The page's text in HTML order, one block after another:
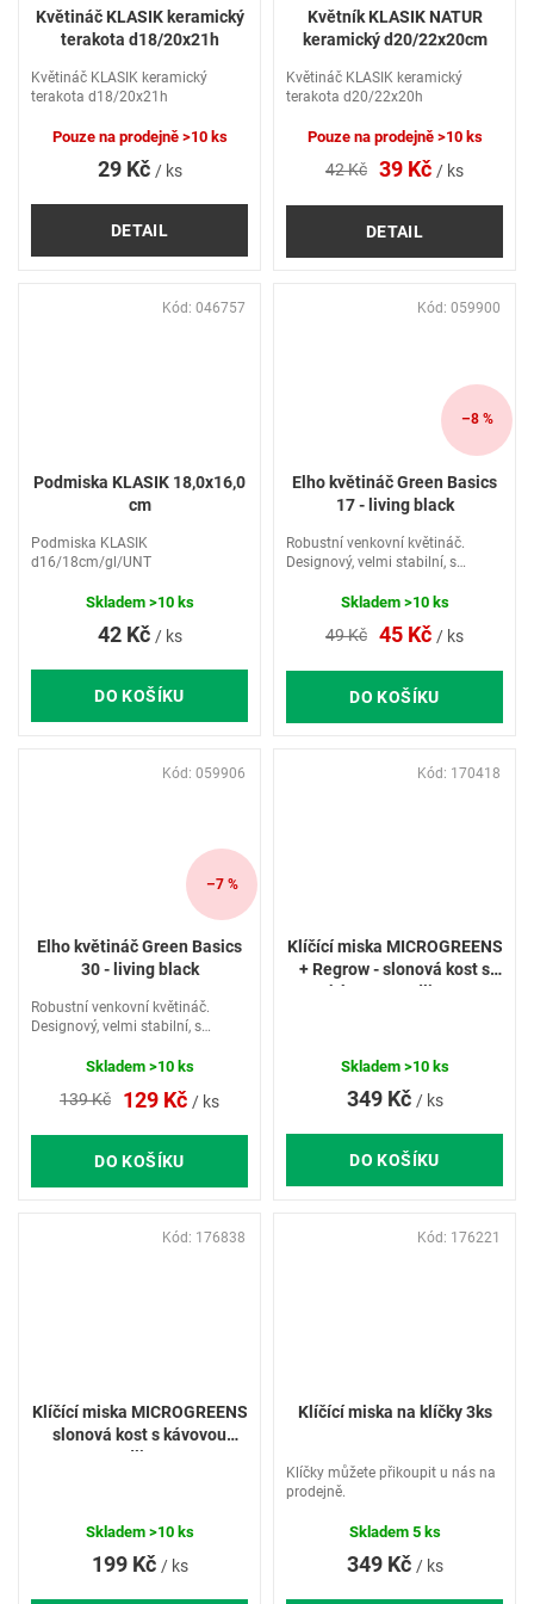
Květináč KLASIK keramický
terakota d18/20x21h
29 Kč / ks
DETAIL
Květináč KLASIK keramický
terakota d18/20x21h
Pouze na prodejně >10 ks
Květník KLASIK NATUR
keramický d20/22x20cm
42 Kč 39 Kč / ks
DETAIL
Květináč KLASIK keramický
terakota d20/22x20h
Pouze na prodejně >10 ks
Podmiska KLASIK 18,0x16,0
cm
42 Kč / ks
DO KOŠÍKU
Podmiska KLASIK
d16/18cm/gl/UNT
Skladem >10 ks
Kód: 046757
–8 %
Elho květináč Green Basics
17 - living black
49 Kč 45 Kč / ks
DO KOŠÍKU
Robustní venkovní květináč.
Designový, velmi stabilní, s
květináč pro vaše rostliny.
Skladem >10 ks
Kód: 059900
–7 %
Elho květináč Green Basics
30 - living black
139 Kč 129 Kč / ks
DO KOŠÍKU
Robustní venkovní květináč.
Designový, velmi stabilní, s
květináč pro vaše rostliny
Skladem >10 ks
Kód: 059906
Klíčící miska MICROGREENS
+ Regrow - slonová kost s
kávovou sedlinou
349 Kč / ks
DO KOŠÍKU
Skladem >10 ks
Kód: 170418
Klíčící miska MICROGREENS
slonová kost s kávovou
sedlinou
199 Kč / ks
Skladem >10 ks
Kód: 176838
Klíčící miska na klíčky 3ks
349 Kč / ks
Klíčky můžete přikoupit u nás na
prodejně.
Skladem 5 ks
Kód: 176221